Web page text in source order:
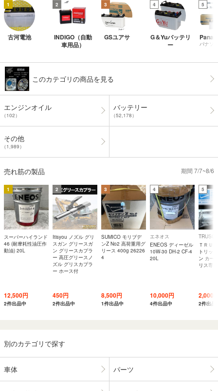
1
古河電池
2
INDIGO（自動
車用品）
3
GSユアサ
4
G＆Yuバッテリ
ー
5
パナソ
このカテゴリの商品を見る
エンジンオイル
（102）
バッテリー
（52,178）
その他
（1,989）
売れ筋の製品 期間 7/7~8/6
1
スーパーハイランド
46 (耐摩耗性油圧作
動油) 20L
12,500円
2件出品中
2
Itisyou ノズル グリ
スガン グリースガ
ン グリースカプラ
ー 高圧グリースノ
ズル グリスカプラ
ー ホース付
450円
2件出品中
3
SUMICO モリブデ
ンZ No2 高荷重用グ
リース 400g 26226
4
8,500円
1件出品中
4
エネオス
ENEOS ディーゼル
10W-30 DH-2 CF-4
20L
10,000円
4件出品中
5
ＴＲＵ
トリッ
ン カー
リス専用
2,000
2件出品
別のカテゴリで探す
車体 パーツ